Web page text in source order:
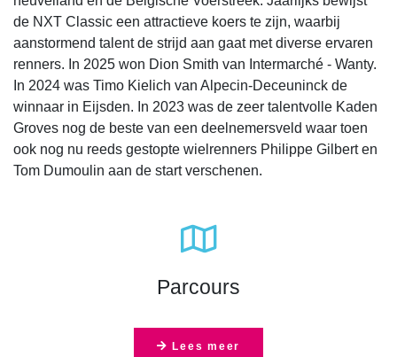
de NXT Classic een attractieve koers te zijn, waarbij
aanstormend talent de strijd aan gaat met diverse ervaren
renners. In 2025 won Dion Smith van Intermarché - Wanty.
In 2024 was Timo Kielich van Alpecin-Deceuninck de
winnaar in Eijsden. In 2023 was de zeer talentvolle Kaden
Groves nog de beste van een deelnemersveld waar toen
ook nog nu reeds gestopte wielrenners Philippe Gilbert en
Tom Dumoulin aan de start verschenen.
fa-
Parcours
Lees meer